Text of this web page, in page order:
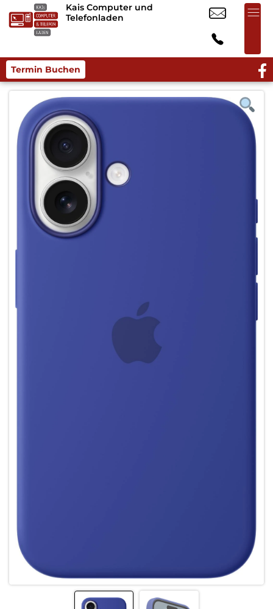
Kais Computer und
Telefonladen
Termin Buchen